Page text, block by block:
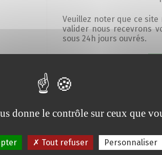
Veuillez noter que ce
valider nous recevrons
sous 24h jours ouvrés.
donne le contrôle sur ceux que
Tout refuser Personnaliser